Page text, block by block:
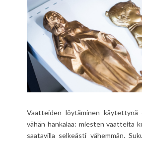
Vaatteiden löytäminen
vähän hankalaa: miesten vaatteita
saatavilla selkeästi vähemmän.